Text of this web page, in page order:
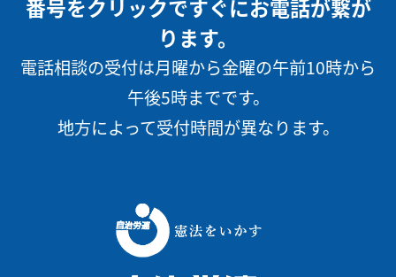
番号をクリックですぐにお電話が繋が
ります。
電話相談の受付は月曜から金曜の午前10時から
午後5時までです。
地方によって受付時間が異なります。